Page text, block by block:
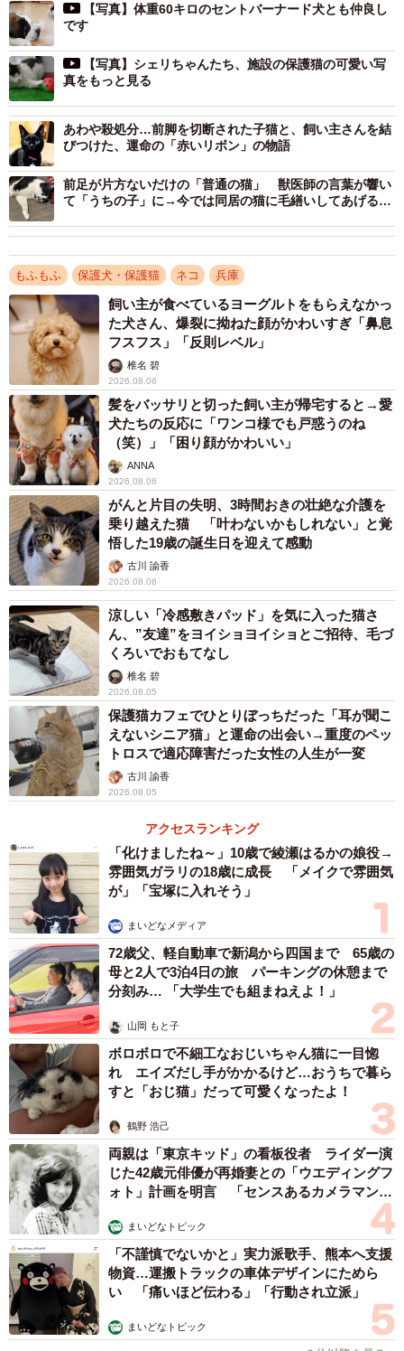
【写真】体重60キロのセントバーナード犬とも仲良し
です
【写真】シェリちゃんたち、施設の保護猫の可愛い写
真をもっと見る
あわや殺処分…前脚を切断された子猫と、飼い主さんを結
びつけた、運命の「赤いリボン」の物語
前足が片方ないだけの「普通の猫」 獣医師の言葉が響い
て「うちの子」に→今では同居の猫に毛繕いしてあげる優
もふもふ 保護犬・保護猫 ネコ 兵庫
飼い主が食べているヨーグルトをもらえなかっ
た犬さん、爆裂に拗ねた顔がかわいすぎ「鼻息
フスフス」「反則レベル」
椎名 碧
2026.08.06
髪をバッサリと切った飼い主が帰宅すると→愛
犬たちの反応に「ワンコ様でも戸惑うのね
（笑）」「困り顔がかわいい」
ANNA
2026.08.06
がんと片目の失明、3時間おきの壮絶な介護を
乗り越えた猫 「叶わないかもしれない」と覚
悟した19歳の誕生日を迎えて感動
古川 諭香
2026.08.06
涼しい「冷感敷きパッド」を気に入った猫さ
ん、”友達”をヨイショヨイショとご招待、毛づ
くろいでおもてなし
椎名 碧
2026.08.05
保護猫カフェでひとりぼっちだった「耳が聞こ
えないシニア猫」と運命の出会い→重度のペッ
トロスで適応障害だった女性の人生が一変
古川 諭香
2026.08.05
アクセスランキング
「化けましたね～」10歳で綾瀬はるかの娘役→
雰囲気ガラリの18歳に成長 「メイクで雰囲気
が」「宝塚に入れそう」
まいどなメディア
72歳父、軽自動車で新潟から四国まで 65歳の
母と2人で3泊4日の旅 パーキングの休憩まで
分刻み… 「大学生でも組まねえよ！」
山岡 もと子
ボロボロで不細工なおじいちゃん猫に一目惚
れ エイズだし手がかかるけど…おうちで暮ら
すと「おじ猫」だって可愛くなったよ！
鶴野 浩己
両親は「東京キッド」の看板役者 ライダー演
じた42歳元俳優が再婚妻との「ウエディングフ
ォト」計画を明言 「センスあるカメラマン求
まいどなトピック
「不謹慎でないかと」実力派歌手、熊本へ支援
物資…運搬トラックの車体デザインにためら
い 「痛いほど伝わる」「行動され立派」
まいどなトピック